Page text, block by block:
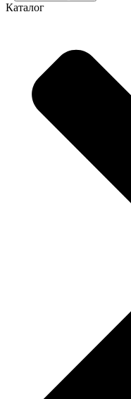
Каталог